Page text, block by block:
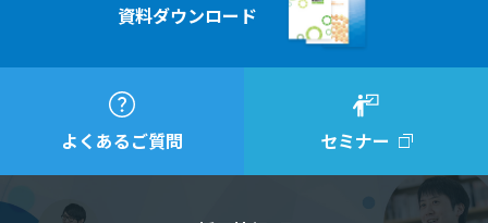
資料ダウンロード
よくあるご質問 セミナー